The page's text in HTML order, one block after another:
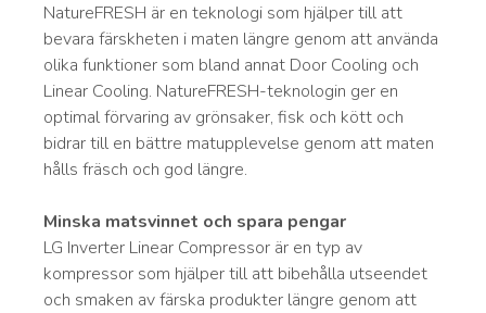
NatureFRESH är en teknologi som hjälper till att
bevara färskheten i maten längre genom att använda
olika funktioner som bland annat Door Cooling och
Linear Cooling. NatureFRESH-teknologin ger en
optimal förvaring av grönsaker, fisk och kött och
bidrar till en bättre matupplevelse genom att maten
hålls fräsch och god längre.
Minska matsvinnet och spara pengar
LG Inverter Linear Compressor är en typ av
kompressor som hjälper till att bibehålla utseendet
och smaken av färska produkter längre genom att